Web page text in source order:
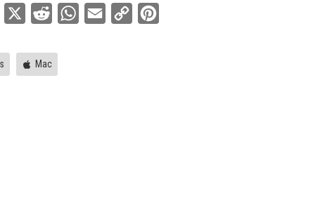
Threads Reddit WhatsApp
Email
Copy
Mac